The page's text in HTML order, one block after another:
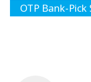
OTP Bank-Pick